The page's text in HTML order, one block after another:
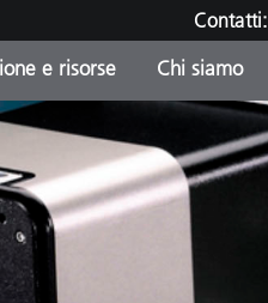
Contatti:
e risorse Chi siamo